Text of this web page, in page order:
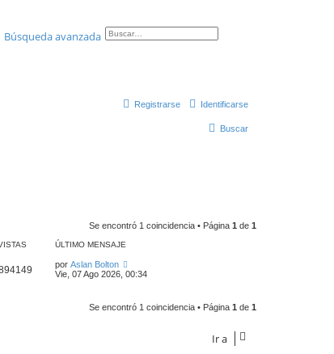
Búsqueda avanzada
Identificarse
Registrarse
Buscar
Se encontró 1 coincidencia • Página 1 de 1
ÚLTIMO MENSAJE
por Aslan Bolton
Vie, 07 Ago 2026, 00:34
Se encontró 1 coincidencia • Página 1 de 1
Ir a